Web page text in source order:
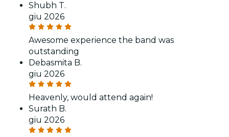
Shubh T.
giu 2026
Awesome experience the band was
outstanding
Debasmita B.
giu 2026
Heavenly, would attend again!
Surath B.
giu 2026